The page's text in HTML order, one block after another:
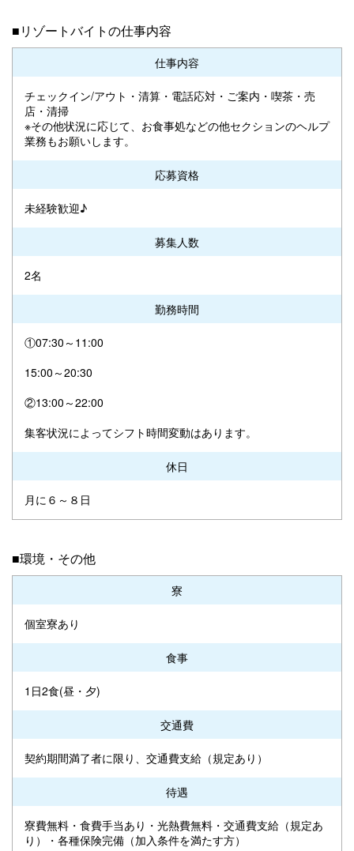
■リゾートバイトの仕事内容
仕事内容
チェックイン/アウト・清算・電話応対・ご案内・喫茶・売
店・清掃
※その他状況に応じて、お食事処などの他セクションのヘルプ
業務もお願いします。
応募資格
未経験歓迎♪
募集人数
2名
勤務時間
①07:30～11:00
15:00～20:30
②13:00～22:00
集客状況によってシフト時間変動はあります。
休日
月に６～８日
■環境・その他
寮
個室寮あり
食事
1日2食(昼・夕)
交通費
契約期間満了者に限り、交通費支給（規定あり）
待遇
寮費無料・食費手当あり・光熱費無料・交通費支給（規定あ
り）・各種保険完備（加入条件を満たす方）